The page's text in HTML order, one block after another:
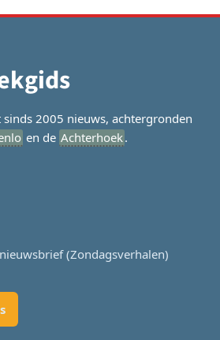
2005 nieuws, achtergronden
en de Achterhoek.
(Zondagsverhalen)